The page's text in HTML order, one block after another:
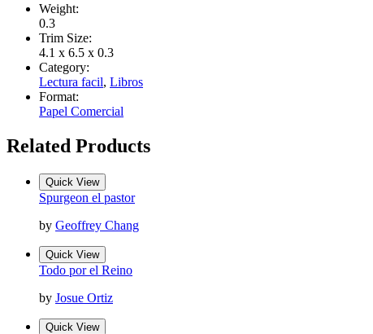
Weight:
0.3
Trim Size:
4.1 x 6.5 x 0.3
Category:
Lectura facil, Libros
Format:
Papel Comercial
Related Products
Quick View
Spurgeon el pastor
by Geoffrey Chang
Quick View
Todo por el Reino
by Josue Ortiz
Quick View